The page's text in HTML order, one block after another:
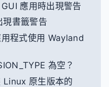
應用時出現警告
書籤警告
程式使用 Wayland
為空？
Linux 原生版本的